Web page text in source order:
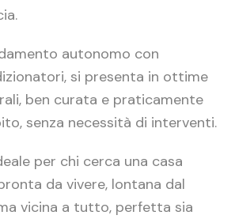
autonomo con
si presenta in ottime
ben curata e praticamente
senza necessità di interventi.
per chi cerca una casa
da vivere, lontana dal
vicina a tutto, perfetta sia